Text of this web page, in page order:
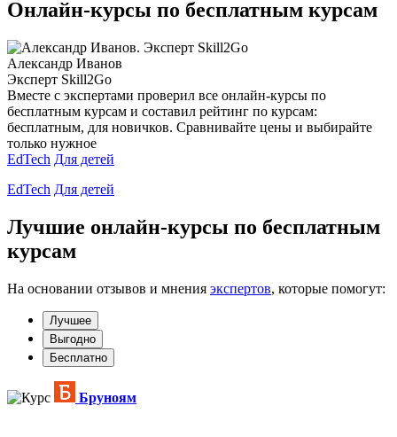
Онлайн-курсы по бесплатным курсам
Александр Иванов
Эксперт Skill2Go
Вместе с экспертами проверил все онлайн-курсы по
бесплатным курсам и составил рейтинг по курсам:
бесплатным, для новичков. Сравнивайте цены и выбирайте
только нужное
EdTech Для детей
EdTech Для детей
Лучшие онлайн-курсы по бесплатным
курсам
На основании отзывов и мнения экспертов, которые помогут:
Лучшее
Выгодно
Бесплатно
Бруноям